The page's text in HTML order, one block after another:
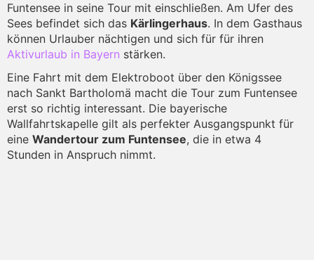
Funtensee in seine Tour mit einschließen. Am Ufer des
Sees befindet sich das Kärlingerhaus. In dem Gasthaus
können Urlauber nächtigen und sich für für ihren
Aktivurlaub in Bayern stärken.
Eine Fahrt mit dem Elektroboot über den Königssee
nach Sankt Bartholomä macht die Tour zum Funtensee
erst so richtig interessant. Die bayerische
Wallfahrtskapelle gilt als perfekter Ausgangspunkt für
eine Wandertour zum Funtensee, die in etwa 4
Stunden in Anspruch nimmt.